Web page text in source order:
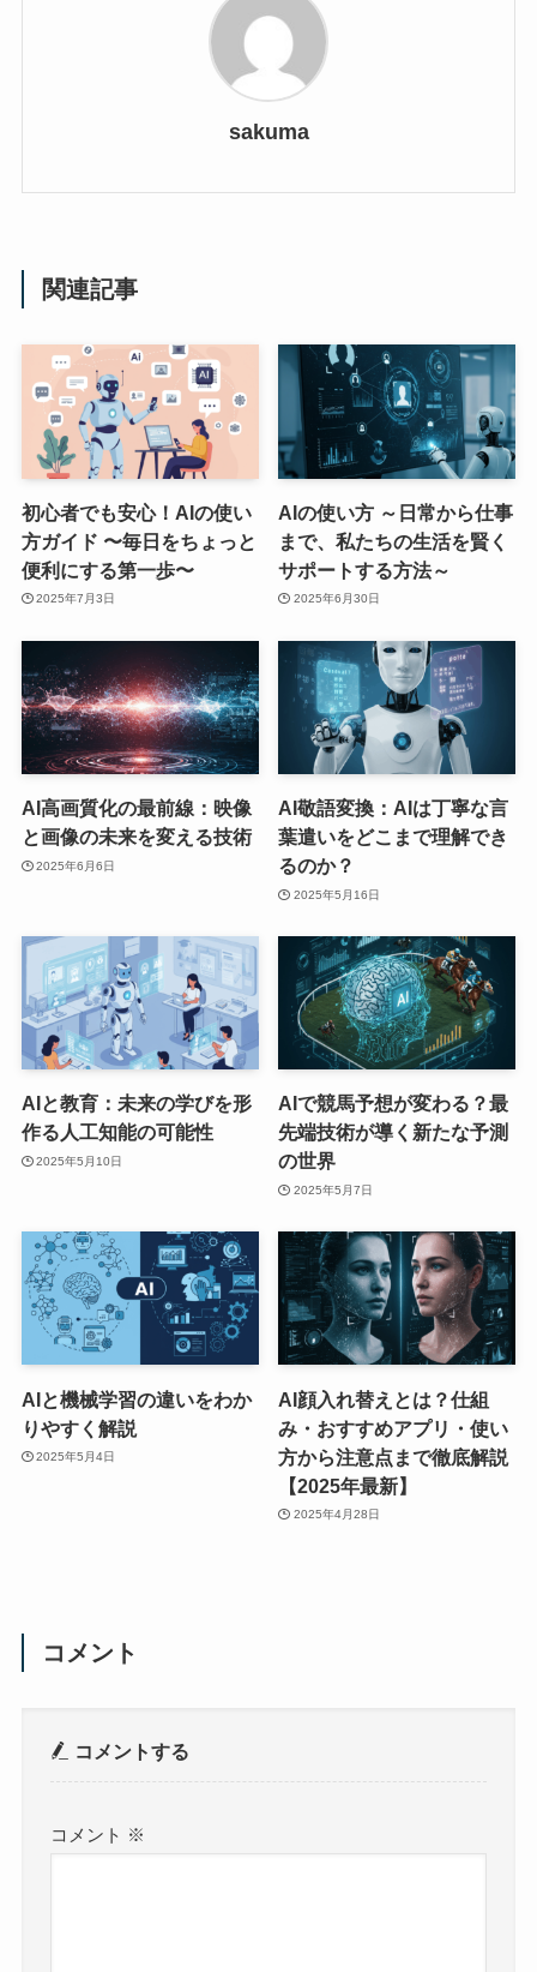
sakuma
関連記事
初心者でも安心！AIの使い
方ガイド 〜毎日をちょっと
便利にする第一歩〜
2025年7月3日
AIの使い方 ～日常から仕事
まで、私たちの生活を賢く
サポートする方法～
2025年6月30日
AI高画質化の最前線：映像
と画像の未来を変える技術
2025年6月6日
AI敬語変換：AIは丁寧な言
葉遣いをどこまで理解でき
るのか？
2025年5月16日
AIと教育：未来の学びを形
作る人工知能の可能性
2025年5月10日
AIで競馬予想が変わる？最
先端技術が導く新たな予測
の世界
2025年5月7日
AIと機械学習の違いをわか
りやすく解説
2025年5月4日
AI顔入れ替えとは？仕組
み・おすすめアプリ・使い
方から注意点まで徹底解説
【2025年最新】
2025年4月28日
コメント
コメントする
コメント ※